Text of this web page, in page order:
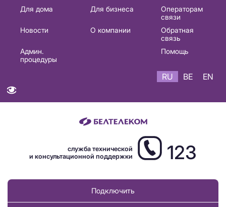
Основная
навигация
Для дома Для бизнеса
Операторам
связи
Новости
О компании
Обратная
связь
Админ.
процедуры
Помощь
RU BE EN
служба технической
и консультационной поддержки
123
Подключить